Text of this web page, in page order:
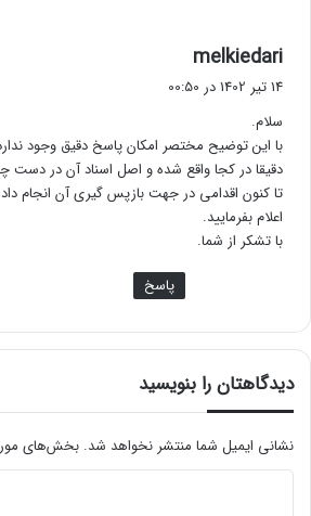
melkiedari
ف
14 تیر 1402 در 00:50
سلام.
با این توضیح مختصر امکان پاسخ دقیق وجود
دقیقا در کجا واقع شده و اصل اسناد آن در دست
تا کنون اقدامی در جهت بازپس گیری آن انجام
اعلام بفرمایید.
با تشکر از شما.
پاسخ
دیدگاهتان را بنویسید
نشانی ایمیل شما منتشر نخواهد شد. بخش‌های